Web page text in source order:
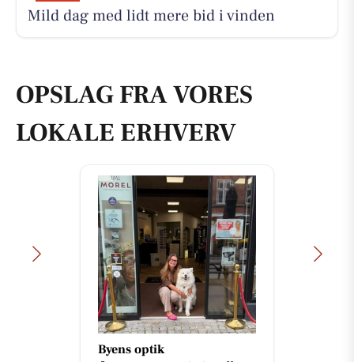
Mild dag med lidt mere bid i vinden
OPSLAG FRA VORES
LOKALE ERHVERV
Byens optik